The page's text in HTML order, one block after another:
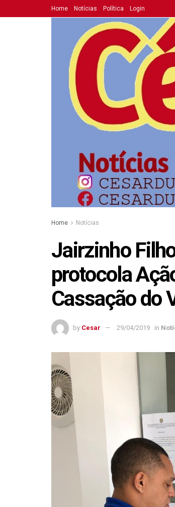
Home Notícias Política Login
Home Notícias
Jairzinho
protocola
Cassação do
by Cesar 29/04/2019 in